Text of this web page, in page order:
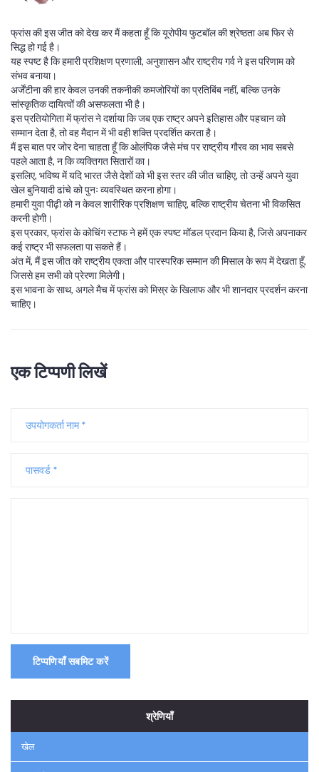
फ्रांस की इस जीत को देख कर मैं कहता हूँ कि यूरोपीय फुटबॉल की श्रेष्ठता अब फिर से
सिद्ध हो गई है।
यह स्पष्ट है कि हमारी प्रशिक्षण प्रणाली, अनुशासन और राष्ट्रीय गर्व ने इस परिणाम को
संभव बनाया।
अर्जेंटीना की हार केवल उनकी तकनीकी कमजोरियों का प्रतिबिंब नहीं, बल्कि उनके
सांस्कृतिक दायित्वों की असफलता भी है।
इस प्रतियोगिता में फ्रांस ने दर्शाया कि जब एक राष्ट्र अपने इतिहास और पहचान को
सम्मान देता है, तो वह मैदान में भी वही शक्ति प्रदर्शित करता है।
मैं इस बात पर जोर देना चाहता हूँ कि ओलंपिक जैसे मंच पर राष्ट्रीय गौरव का भाव सबसे
पहले आता है, न कि व्यक्तिगत सितारों का।
इसलिए, भविष्य में यदि भारत जैसे देशों को भी इस स्तर की जीत चाहिए, तो उन्हें अपने युवा
खेल बुनियादी ढांचे को पुनः व्यवस्थित करना होगा।
हमारी युवा पीढ़ी को न केवल शारीरिक प्रशिक्षण चाहिए, बल्कि राष्ट्रीय चेतना भी विकसित
करनी होगी।
इस प्रकार, फ्रांस के कोचिंग स्टाफ ने हमें एक स्पष्ट मॉडल प्रदान किया है, जिसे अपनाकर
कई राष्ट्र भी सफलता पा सकते हैं।
अंत में, मैं इस जीत को राष्ट्रीय एकता और पारस्परिक सम्मान की मिसाल के रूप में देखता हूँ,
जिससे हम सभी को प्रेरणा मिलेगी।
इस भावना के साथ, अगले मैच में फ्रांस को मिस्र के खिलाफ और भी शानदार प्रदर्शन करना
चाहिए।
एक टिप्पणी लिखें
टिप्पणियाँ सबमिट करें
श्रेणियाँ
खेल